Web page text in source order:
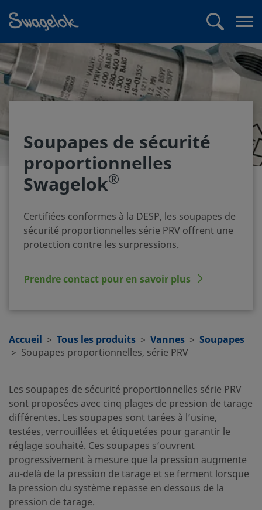
Soupapes de sécurité
proportionnelles
Swagelok®
Certifiées conformes à la DESP, les soupapes de
sécurité proportionnelles série PRV offrent une
protection contre les surpressions.
Prendre contact pour en savoir plus
Accueil Tous les produits Vannes
Soupapes
Soupapes proportionnelles, série PRV
Les soupapes de sécurité proportionnelles série PRV
sont proposées avec cinq plages de pression de tarage
différentes. Les soupapes sont tarées à l’usine,
testées, verrouillées et étiquetées pour garantir le
réglage souhaité. Ces soupapes s’ouvrent
progressivement à mesure que la pression augmente
au-delà de la pression de tarage et se ferment lorsque
la pression du système repasse en dessous de la
pression de tarage.